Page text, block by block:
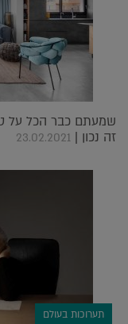
שמעתם כבר הכל על
זה נכון | 23.02.2021
תערוכות בעולם